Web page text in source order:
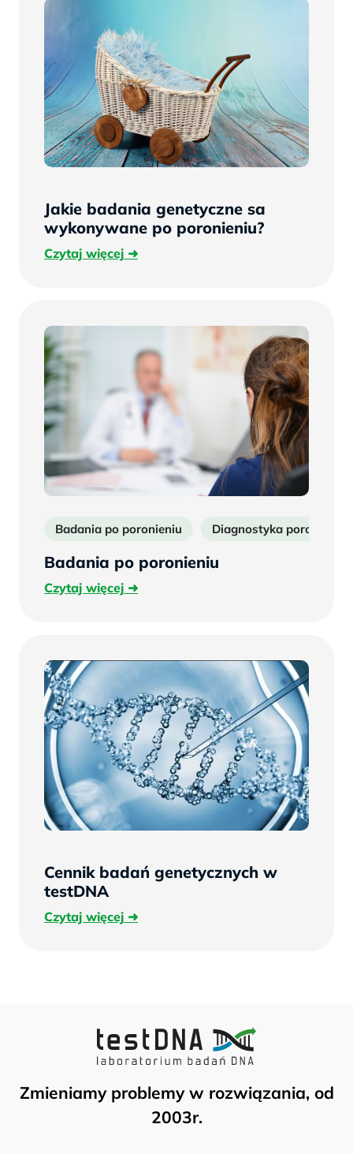
Jakie badania genetyczne sa
wykonywane po poronieniu?
Czytaj więcejCzytaj
Badania po poronieniu Diagnostyka poronień
Badania po poronieniu
Czytaj więcejCzytaj
Cennik badań genetycznych w
testDNA
Czytaj więcejCzytaj
Zmieniamy problemy w rozwiązania, od
2003r.